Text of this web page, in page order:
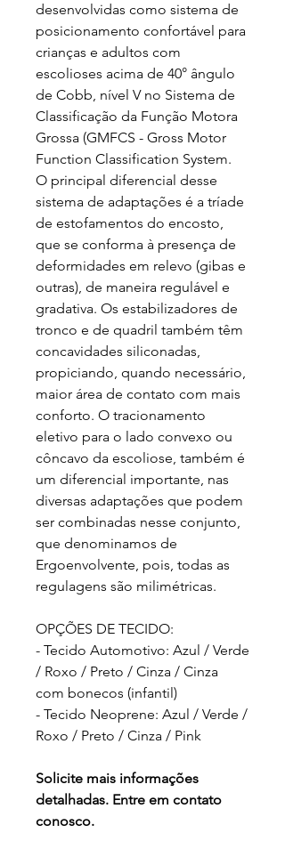
desenvolvidas como sistema de
posicionamento confortável para
crianças e adultos com
escolioses acima de 40° ângulo
de Cobb, nível V no Sistema de
Classificação da Função Motora
Grossa (GMFCS - Gross Motor
Function Classification System.
O principal diferencial desse
sistema de adaptações é a tríade
de estofamentos do encosto,
que se conforma à presença de
deformidades em relevo (gibas e
outras), de maneira regulável e
gradativa. Os estabilizadores de
tronco e de quadril também têm
concavidades siliconadas,
propiciando, quando necessário,
maior área de contato com mais
conforto. O tracionamento
eletivo para o lado convexo ou
côncavo da escoliose, também é
um diferencial importante, nas
diversas adaptações que podem
ser combinadas nesse conjunto,
que denominamos de
Ergoenvolvente, pois, todas as
regulagens são milimétricas.
OPÇÕES DE TECIDO:
- Tecido Automotivo: Azul / Verde
/ Roxo / Preto / Cinza / Cinza
com bonecos (infantil)
- Tecido Neoprene: Azul / Verde /
Roxo / Preto / Cinza / Pink
Solicite mais informações
detalhadas. Entre em contato
conosco.